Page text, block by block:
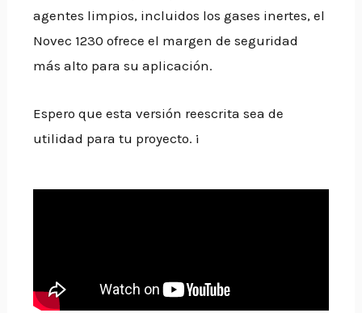
agentes limpios, incluidos los gases inertes, el
Novec 1230 ofrece el margen de seguridad
más alto para su aplicación.
Espero que esta versión reescrita sea de
utilidad para tu proyecto. ¡